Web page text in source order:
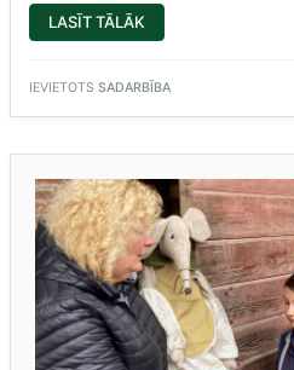
LASĪT TĀLĀK
JURISTU
IEVIETOTS SADARBĪBA